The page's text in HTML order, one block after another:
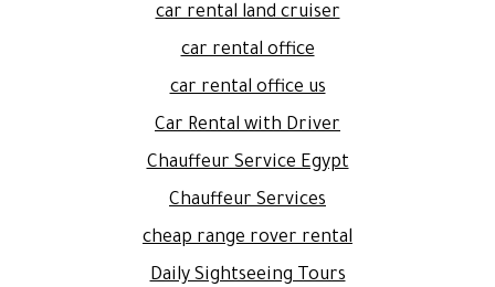
car rental land cruiser
car rental office
car rental office us
Car Rental with Driver
Chauffeur Service Egypt
Chauffeur Services
cheap range rover rental
Daily Sightseeing Tours